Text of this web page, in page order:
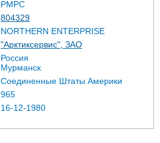
РМРС
804329
NORTHERN ENTERPRISE
"Арктиксервис", ЗАО
Россия
Мурманск
Соединенные Штаты Америки
965
16-12-1980